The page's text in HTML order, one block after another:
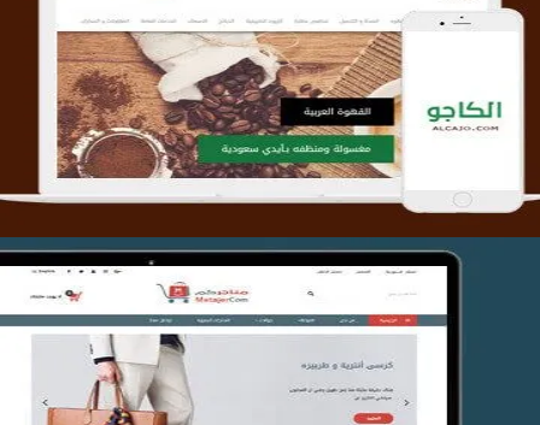
تصميم متجر الكاجو
التفاصيل
تصميم متجر متاجركم